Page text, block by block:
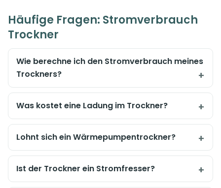
Häufige Fragen: Stromverbrauch
Trockner
Wie berechne ich den Stromverbrauch meines
Trockners?
Was kostet eine Ladung im Trockner?
Lohnt sich ein Wärmepumpentrockner?
Ist der Trockner ein Stromfresser?